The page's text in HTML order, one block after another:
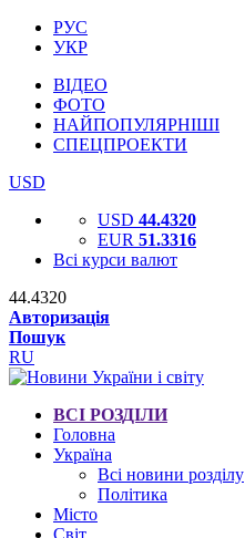
РУС
УКР
ВІДЕО
ФОТО
НАЙПОПУЛЯРНІШІ
СПЕЦПРОЕКТИ
USD
USD 44.4320
EUR 51.3316
Всі курси валют
44.4320
Авторизація
Пошук
RU
ВСІ РОЗДІЛИ
Головна
Україна
Всі новини розділу
Політика
Місто
Світ